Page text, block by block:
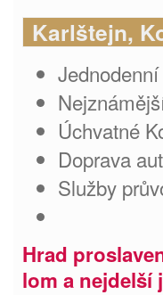
Karlštejn,
Úchvatné
Doprava
Služby
Hrad
lom a nejdelší